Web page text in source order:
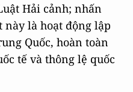
Hải cảnh; nhấn
là hoạt động lập
Quốc, hoàn toàn
tế và thông lệ quốc